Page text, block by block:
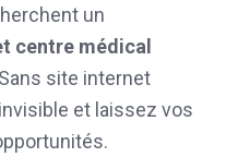
un
centre médical
site internet
et laissez vos